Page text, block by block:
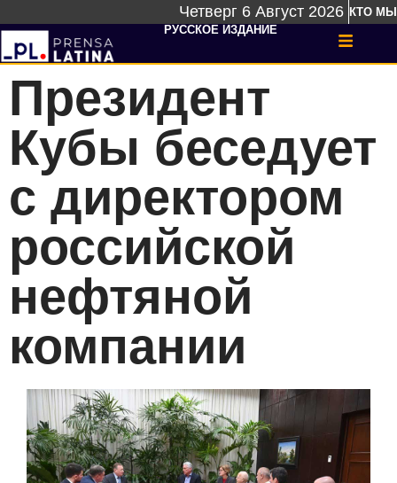
Четверг 6 Август 2026 КТО МЫ
РУССКОЕ ИЗДАНИЕ
Президент
Кубы беседует
с директором
российской
нефтяной
компании